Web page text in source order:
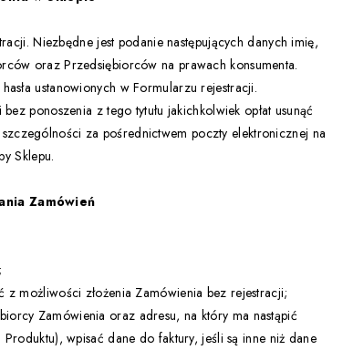
Niezbędne jest podanie następujących danych imię,
oraz Przedsiębiorców na prawach konsumenta.
ustanowionych w Formularzu rejestracji.
ponoszenia z tego tytułu jakichkolwiek opłat usunąć
za pośrednictwem poczty elektronicznej na
Sklepu.
Zamówień
możliwości złożenia Zamówienia bez rejestracji;
Zamówienia oraz adresu, na który ma nastąpić
wpisać dane do faktury, jeśli są inne niż dane